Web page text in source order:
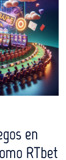
en
RTbet